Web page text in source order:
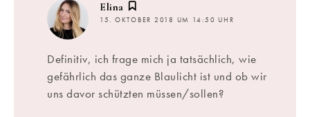
Elina
15. OKTOBER 2018 UM 14:50 UHR
Definitiv, ich frage mich ja tatsächlich, wie
gefährlich das ganze Blaulicht ist und ob wir
uns davor schützten müssen/sollen?